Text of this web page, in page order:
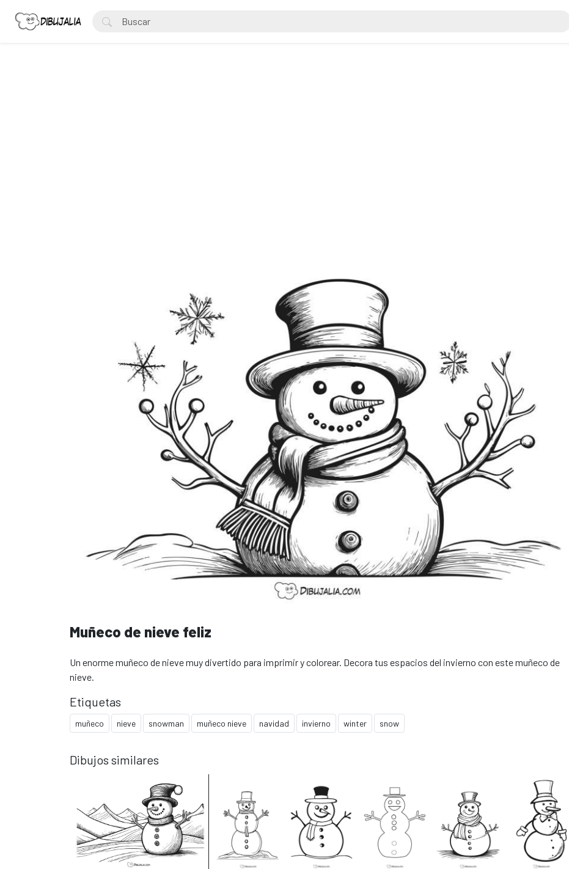
Muñeco de nieve feliz
Un enorme muñeco de nieve muy divertido para imprimir y colorear. Decora tus espacios del invierno con este muñeco de
nieve.
Etiquetas
muñeco nieve snowman muñeco nieve navidad invierno winter snow
Dibujos similares